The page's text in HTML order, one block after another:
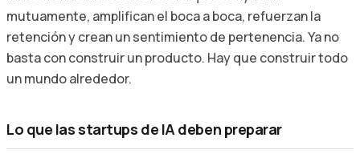
mutuamente, amplifican el boca a boca, refuerzan la
retención y crean un sentimiento de pertenencia. Ya no
basta con construir un producto. Hay que construir todo
un mundo alrededor.
Lo que las startups de IA deben preparar